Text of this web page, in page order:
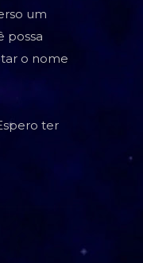
um
possa
o nome
ter